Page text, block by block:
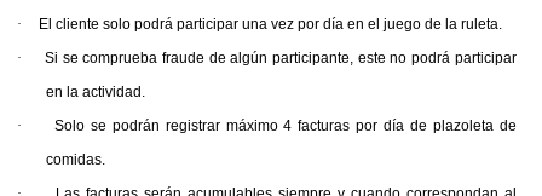
·
El cliente solo podrá participar una vez por día en el juego de la ruleta.
·
Si se comprueba fraude de algún participante, este no podrá participar
en la actividad.
·
Solo se podrán registrar máximo 4 facturas por día de plazoleta de
comidas.